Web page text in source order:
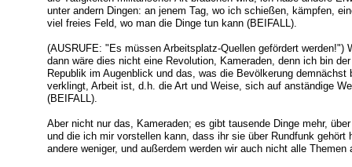
unter andern Dingen: an jenem Tag, wo ich schießen, kämpfen,
viel freies Feld, wo man die Dinge tun kann (BEIFALL).
(AUSRUFE: "Es müssen Arbeitsplatz-Quellen gefördert werden!")
dann wäre dies nicht eine Revolution, Kameraden, denn ich bin
Republik im Augenblick und das, was die Bevölkerung
verklingt, Arbeit ist, d.h. die Art und Weise, sich auf anständige
(BEIFALL).
Aber nicht nur das, Kameraden; es gibt tausende Dinge mehr,
und die ich mir vorstellen kann, dass ihr sie über Rundfunk gehört
andere weniger, und außerdem werden wir auch nicht alle